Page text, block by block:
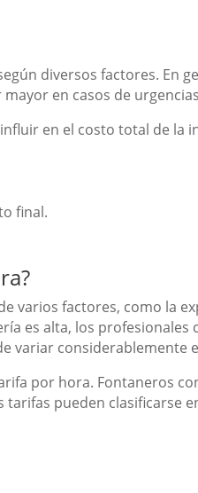
diversos factores. En
en casos de
en el costo total de la
final.
varios factores, como la
es alta, los
variar considerablemente
por hora. Fontaneros
pueden clasificarse